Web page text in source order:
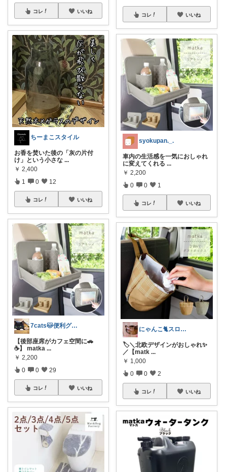
コレ いいね
ちーまこスタイル
お香を焚いた後の「灰の片付
け」という小さな ...
￥ 2,400
1 0 12
コレ いいね
7cats🐱便利グッズで快適に悩み解決
【後部座席がカフェ空間に🚗
☕】 matka ...
￥ 2,200
0 0 29
コレ いいね
コレ いいね
syokupan._.
車内の生活感を一気におしゃれ
に変えてくれる ...
￥ 2,200
0 0 1
コレ いいね
にゃんこ🐈スローです🐢💦
🏷️＼北欧デザインがおしゃれ✨
／【matk ...
￥ 1,000
0 0 2
コレ いいね